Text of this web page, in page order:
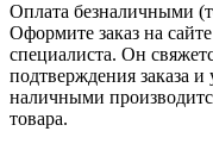
Оплата безналичными
Оформите заказ на
специалиста. Он
подтверждения заказа
наличными
товара.